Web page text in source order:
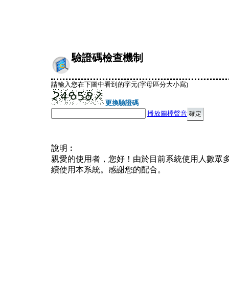
驗證碼檢查機制
請輸入您在下圖中看到的字元(字母區分大小寫)
更換驗證碼
播放圖檔聲音
說明︰
親愛的使用者，您好！由於目前系統使用人數眾
續使用本系統。感謝您的配合。